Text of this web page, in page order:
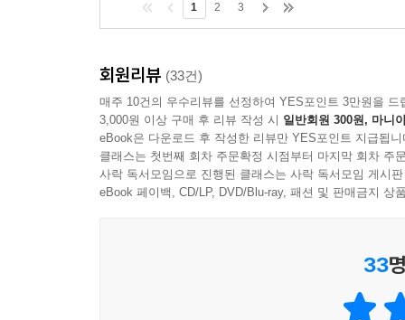
1 2 3
회원리뷰 (33건)
매주 10건의 우수리뷰를 선정하여 YES포인트 3만원을 드
3,000원 이상 구매 후 리뷰 작성 시 일반회원 300원, 마니
eBook은 다운로드 후 작성한 리뷰만 YES포인트 지급됩니
클래스는 첫번째 회차 주문확정 시점부터 마지막 회차 주
사락 독서모임으로 진행된 클래스는 사락 독서모임 게시
eBook 페이백, CD/LP, DVD/Blu-ray, 패션 및 판매금지 상
33